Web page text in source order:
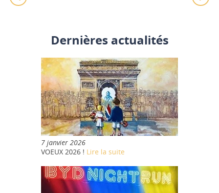
Dernières actualités
7 janvier 2026
VOEUX 2026 ! Lire la suite